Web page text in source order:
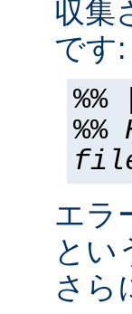
収集
です:
%%
%%
エラ
とい
さら